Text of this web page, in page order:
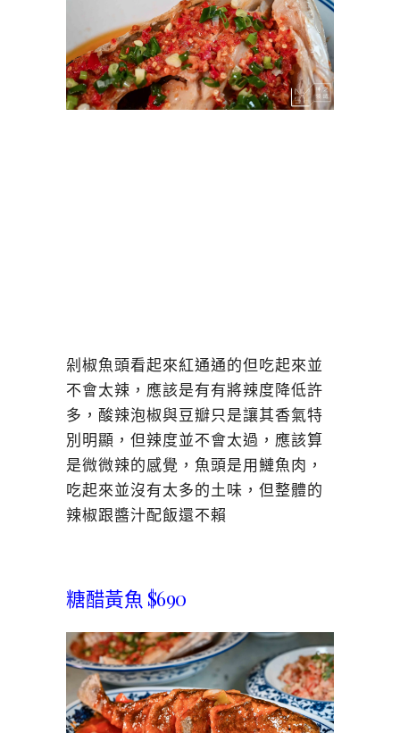
剁椒魚頭看起來紅通通的但吃起來並
不會太辣，應該是有有將辣度降低許
多，酸辣泡椒與豆瓣只是讓其香氣特
別明顯，但辣度並不會太過，應該算
是微微辣的感覺，魚頭是用鰱魚肉，
吃起來並沒有太多的土味，但整體的
辣椒跟醬汁配飯還不賴
糖醋黃魚 $690